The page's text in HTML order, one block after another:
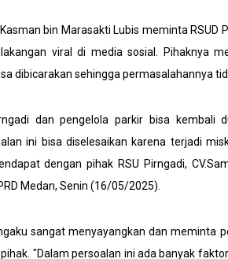
bin Marasakti Lubis meminta RSUD
viral di media sosial. Pihaknya
dibicarakan sehingga permasalahannya
dan pengelola parkir bisa kembali
ini bisa diselesaikan karena terjadi
dengan pihak RSU Pirngadi,
Medan, Senin (16/05/2025).
sangat menyayangkan dan meminta
"Dalam persoalan ini ada banyak